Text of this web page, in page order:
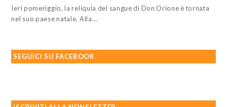
Ieri pomeriggio, la reliquia del sangue di Don Orione è tornata
nel suo paese natale. Alla…
SEGUICI SU FACEBOOK